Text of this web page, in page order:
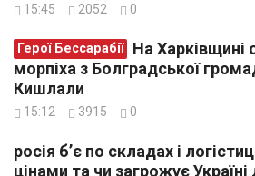
15:45 2052 0
Герої Бессарабії
морпіха з Болградської
Кишлали
15:12 3915 0
росія б’є по складах і
цінами та чи загрожує